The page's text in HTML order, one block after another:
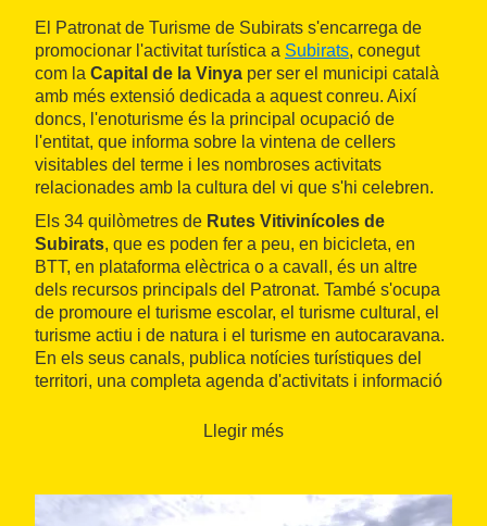
El Patronat de Turisme de Subirats s'encarrega de
promocionar l'activitat turística a Subirats, conegut
com la Capital de la Vinya per ser el municipi català
amb més extensió dedicada a aquest conreu. Així
doncs, l'enoturisme és la principal ocupació de
l'entitat, que informa sobre la vintena de cellers
visitables del terme i les nombroses activitats
relacionades amb la cultura del vi que s'hi celebren.
Els 34 quilòmetres de Rutes Vitivinícoles de
Subirats, que es poden fer a peu, en bicicleta, en
BTT, en plataforma elèctrica o a cavall, és un altre
dels recursos principals del Patronat. També s'ocupa
de promoure el turisme escolar, el turisme cultural, el
turisme actiu i de natura i el turisme en autocaravana.
En els seus canals, publica notícies turístiques del
territori, una completa agenda d'activitats i informació
Llegir més